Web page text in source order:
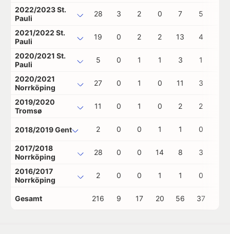
2022/2023 St.
Pauli
28 3 2 0 7 5
2021/2022 St.
Pauli
19 0 2 2 13 4
2020/2021 St.
Pauli
5 0 1 1 3 1
2020/2021
Norrköping
27 0 1 0 11 3
2019/2020
Tromsø
11 0 1 0 2 2
2018/2019 Gent 2 0 0 1 1 0
2017/2018
Norrköping
28 0 0 14 8 3
2016/2017
Norrköping
2 0 0 1 1 0
Gesamt 216 9 17 20 56 37